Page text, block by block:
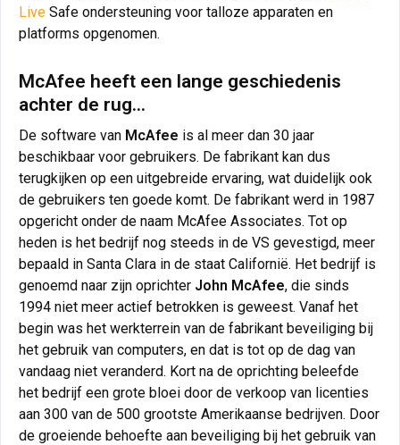
Live Safe ondersteuning voor talloze apparaten en
platforms opgenomen.
McAfee heeft een lange geschiedenis
achter de rug...
De software van McAfee is al meer dan 30 jaar
beschikbaar voor gebruikers. De fabrikant kan dus
terugkijken op een uitgebreide ervaring, wat duidelijk ook
de gebruikers ten goede komt. De fabrikant werd in 1987
opgericht onder de naam McAfee Associates. Tot op
heden is het bedrijf nog steeds in de VS gevestigd, meer
bepaald in Santa Clara in de staat Californië. Het bedrijf is
genoemd naar zijn oprichter John McAfee, die sinds
1994 niet meer actief betrokken is geweest. Vanaf het
begin was het werkterrein van de fabrikant beveiliging bij
het gebruik van computers, en dat is tot op de dag van
vandaag niet veranderd. Kort na de oprichting beleefde
het bedrijf een grote bloei door de verkoop van licenties
aan 300 van de 500 grootste Amerikaanse bedrijven. Door
de groeiende behoefte aan beveiliging bij het gebruik van